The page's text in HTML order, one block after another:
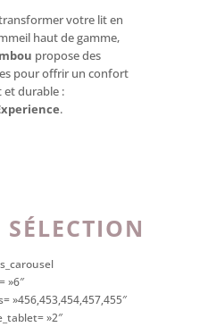
votre lit en
haut de gamme,
propose des
pour offrir un confort
et durable :
.
»6″
»456,453,454,457,455″
»2″